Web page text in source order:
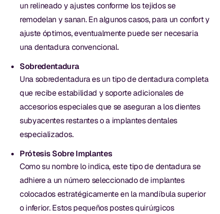
un relineado y ajustes conforme los tejidos se
remodelan y sanan. En algunos casos, para un confort y
ajuste óptimos, eventualmente puede ser necesaria
una dentadura convencional.
Sobredentadura
Una sobredentadura es un tipo de dentadura completa
que recibe estabilidad y soporte adicionales de
accesorios especiales que se aseguran a los dientes
subyacentes restantes o a implantes dentales
especializados.
Prótesis Sobre Implantes
Como su nombre lo indica, este tipo de dentadura se
adhiere a un número seleccionado de implantes
colocados estratégicamente en la mandíbula superior
o inferior. Estos pequeños postes quirúrgicos